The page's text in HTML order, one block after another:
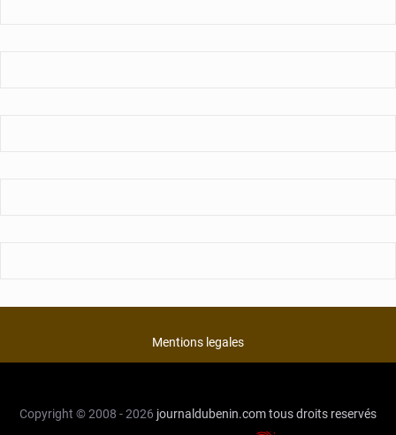
Mentions legales
Copyright © 2008 - 2026 journaldubenin.comtous droits reservés